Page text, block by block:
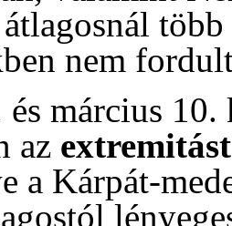
nem
és március
az extremitást
a Kárpát-